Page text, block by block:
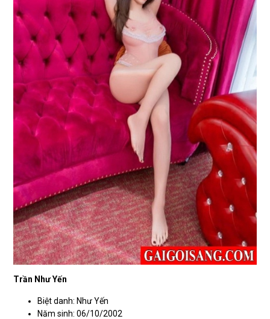
Trần Như Yến
Biệt danh: Như Yến
Năm sinh: 06/10/2002